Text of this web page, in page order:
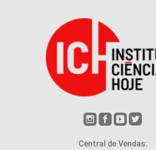
Central de Vendas: